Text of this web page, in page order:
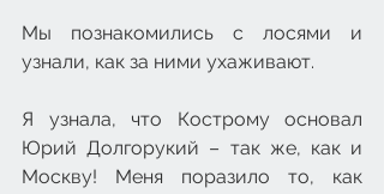
Мы познакомились с лосями и
узнали, как за ними ухаживают.
Я узнала, что Кострому основал
Юрий Долгорукий – так же, как и
Москву! Меня поразило то, как